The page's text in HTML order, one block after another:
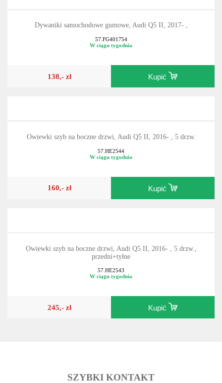
Dywaniki samochodowe gumowe, Audi Q5 II, 2017- ,
57.FG401754
W ciągu tygodnia
138,- zł Kupić
Owiewki szyb na boczne drzwi, Audi Q5 II, 2016- , 5 drzw.
57.HE2544
W ciągu tygodnia
160,- zł Kupić
Owiewki szyb na boczne drzwi, Audi Q5 II, 2016- , 5 drzw.,
przedni+tyłne
57.HE2543
W ciągu tygodnia
245,- zł Kupić
SZYBKI KONTAKT